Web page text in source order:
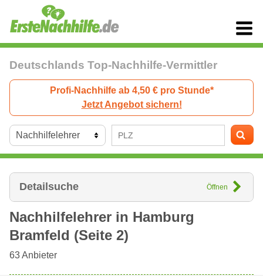
Deutschlands Top-Nachhilfe-Vermittler
Profi-Nachhilfe ab 4,50 € pro Stunde*
Jetzt Angebot sichern!
Detailsuche Öffnen
Nachhilfelehrer in Hamburg
Bramfeld (Seite 2)
63Anbieter